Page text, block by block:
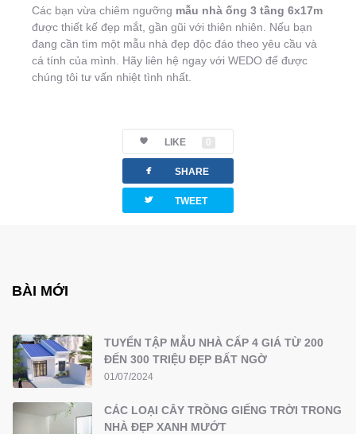
Các bạn vừa chiêm ngưỡng mẫu nhà ống 3 tầng 6x17m
được thiết kế đẹp mắt, gần gũi với thiên nhiên. Nếu bạn
đang cần tìm một mẫu nhà đẹp độc đáo theo yêu cầu và
cá tính của mình. Hãy liên hệ ngay với WEDO để được
chúng tôi tư vấn nhiệt tình nhất.
LIKE 0
facebook SHARE
twitterbird TWEET
BÀI MỚI
TUYỂN TẬP MẪU NHÀ CẤP 4 GIÁ TỪ 200
ĐẾN 300 TRIỆU ĐẸP BẤT NGỜ
01/07/2024
CÁC LOẠI CÂY TRỒNG GIẾNG TRỜI TRONG
NHÀ ĐẸP XANH MƯỚT